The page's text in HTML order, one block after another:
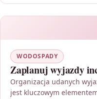
WODOSPADY
Zaplanuj wyjazdy
Organizacja udanych
jest kluczowym